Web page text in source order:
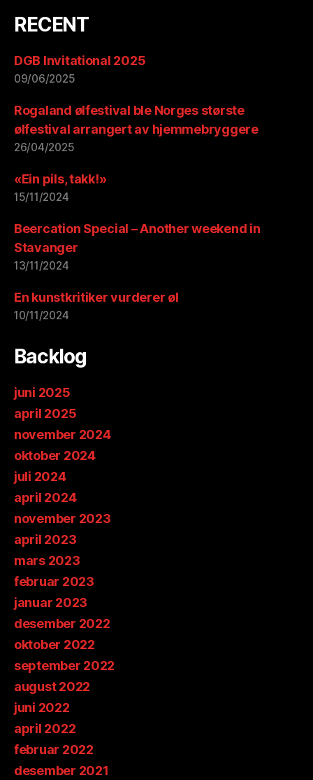
RECENT
DGB Invitational 2025
09/06/2025
Rogaland ølfestival ble Norges største
ølfestival arrangert av hjemmebryggere
26/04/2025
«Ein pils, takk!»
15/11/2024
Beercation Special – Another weekend in
Stavanger
13/11/2024
En kunstkritiker vurderer øl
10/11/2024
Backlog
juni 2025
april 2025
november 2024
oktober 2024
juli 2024
april 2024
november 2023
april 2023
mars 2023
februar 2023
januar 2023
desember 2022
oktober 2022
september 2022
august 2022
juni 2022
april 2022
februar 2022
desember 2021